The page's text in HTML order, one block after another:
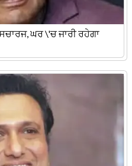
ਘਰ \'ਚ ਜਾਰੀ ਰਹੇਗਾ